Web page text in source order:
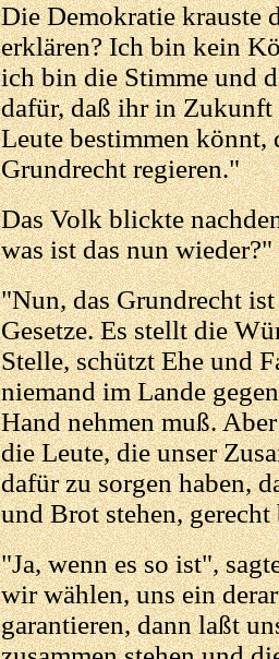
Die Demokratie krauste
erklären? Ich bin kein
ich bin die Stimme und
dafür, daß ihr in Zukunft
Leute bestimmen könnt,
Grundrecht regieren."
Das Volk blickte
was ist das nun wieder?"
"Nun, das Grundrecht
Gesetze. Es stellt die
Stelle, schützt Ehe und
niemand im Lande
Hand nehmen muß.
die Leute, die unser
dafür zu sorgen haben,
und Brot stehen,
"Ja, wenn es so ist",
wir wählen, uns ein
garantieren, dann laßt